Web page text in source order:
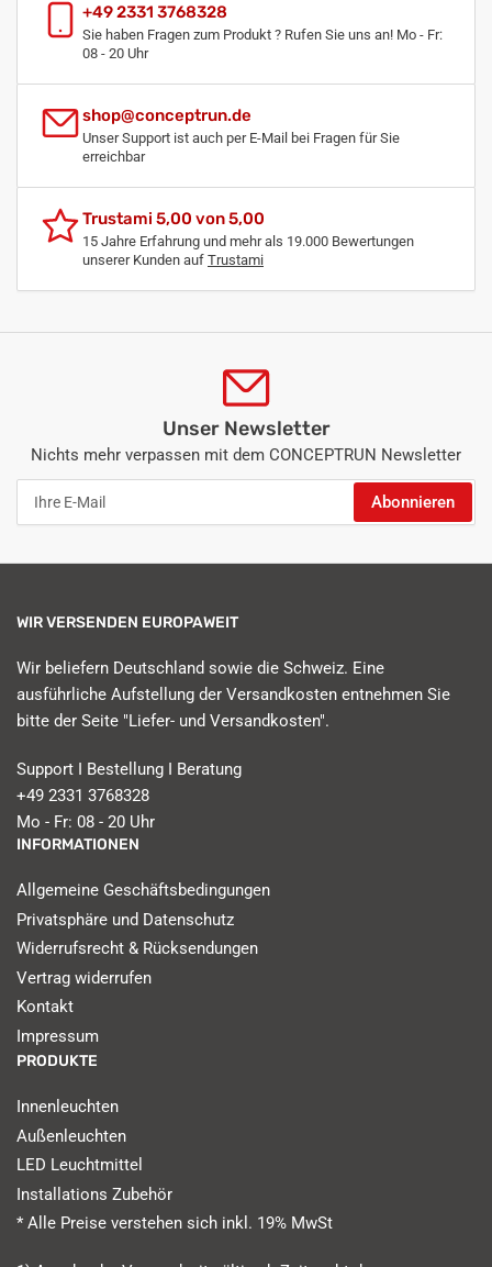
+49 2331 3768328
Sie haben Fragen zum Produkt ? Rufen Sie uns an! Mo - Fr:
08 - 20 Uhr
shop@conceptrun.de
Unser Support ist auch per E-Mail bei Fragen für Sie
erreichbar
Trustami 5,00 von 5,00
15 Jahre Erfahrung und mehr als 19.000 Bewertungen
unserer Kunden auf Trustami
Unser Newsletter
Nichts mehr verpassen mit dem CONCEPTRUN Newsletter
Mail
Abonnieren
WIR VERSENDEN EUROPAWEIT
Wir beliefern Deutschland sowie die Schweiz. Eine
ausführliche Aufstellung der Versandkosten entnehmen Sie
bitte der Seite "Liefer- und Versandkosten".
Support I Bestellung I Beratung
+49 2331 3768328
Mo - Fr: 08 - 20 Uhr
INFORMATIONEN
Allgemeine Geschäftsbedingungen
Privatsphäre und Datenschutz
Widerrufsrecht & Rücksendungen
Vertrag widerrufen
Kontakt
Impressum
PRODUKTE
Innenleuchten
Außenleuchten
LED Leuchtmittel
Installations Zubehör
* Alle Preise verstehen sich inkl. 19% MwSt